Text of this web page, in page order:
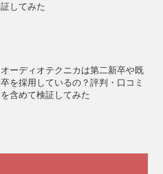
証してみた
オーディオテクニカは第二新卒や既
卒を採用しているの？評判・口コミ
を含めて検証してみた